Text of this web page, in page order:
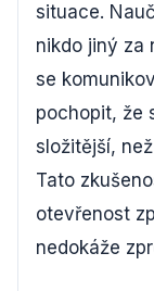
situace.
nikdo jiný za
se
pochopit, že
složitější,
Tato
otevřenost
nedokáže